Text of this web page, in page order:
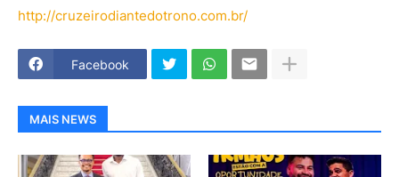
http://cruzeirodiantedotrono.com.br/
Facebook
MAIS NEWS